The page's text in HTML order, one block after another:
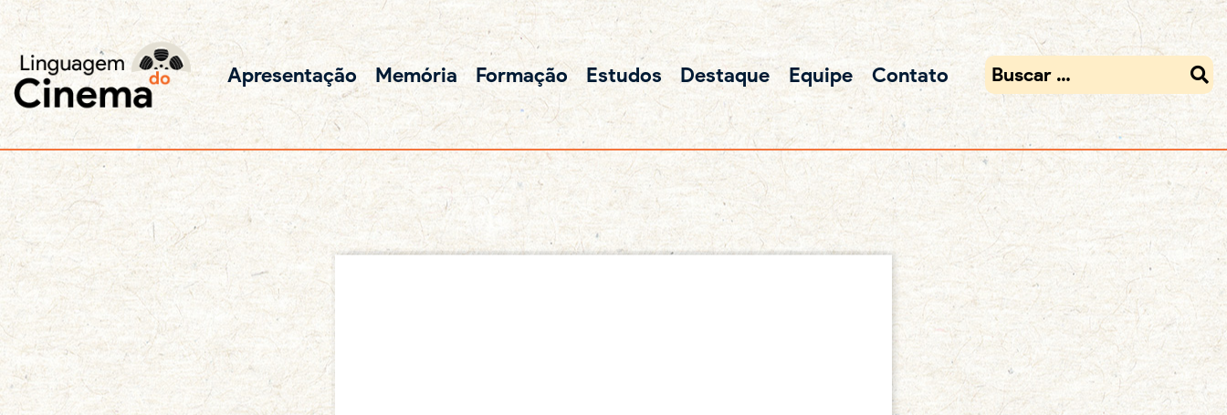
Apresentação Memória Formação Estudos Destaque Equipe Contato